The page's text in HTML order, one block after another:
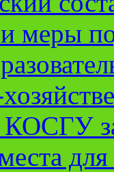
меры
КОСГУ